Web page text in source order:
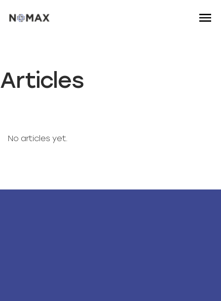
Articles
No articles yet.